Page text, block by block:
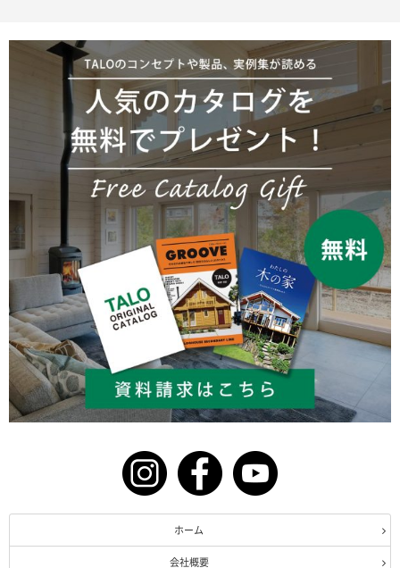
ホーム
会社概要